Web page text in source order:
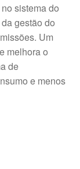
sistema do
gestão do
Um
melhora o
de
e menos